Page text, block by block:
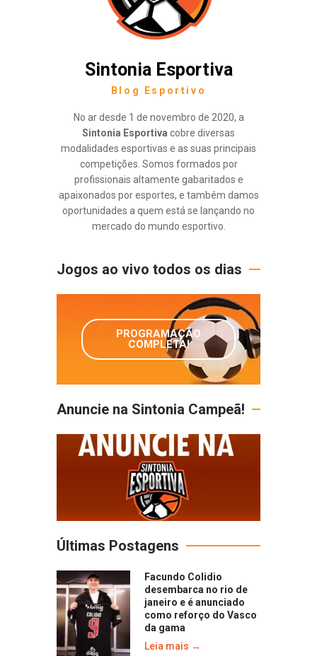
Sintonia Esportiva
Blog Esportivo
No ar desde 1 de novembro de 2020, a
Sintonia Esportiva cobre diversas
modalidades esportivas e as suas principais
competições. Somos formados por
profissionais altamente gabaritados e
apaixonados por esportes, e também damos
oportunidades a quem está se lançando no
mercado do mundo esportivo.
Jogos ao vivo todos os dias
PROGRAMAÇÃO
COMPLETA!
Anuncie na Sintonia Campeã!
Últimas Postagens
Facundo Colidio
desembarca no rio de
janeiro e é anunciado
como reforço do Vasco
da gama
Leia mais →